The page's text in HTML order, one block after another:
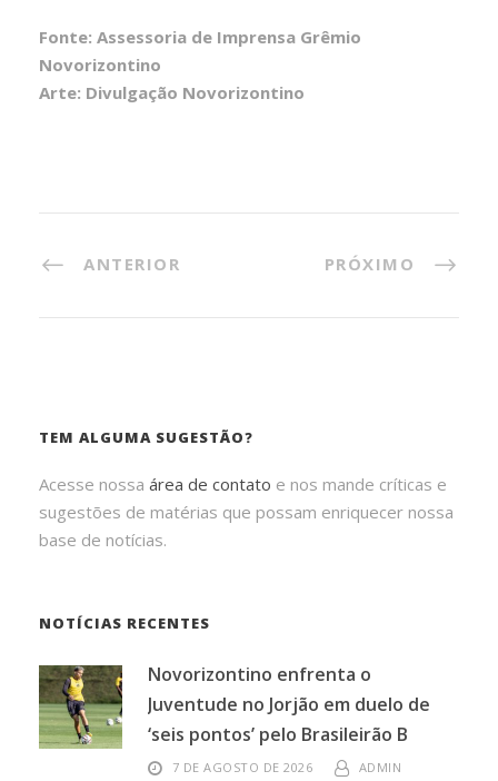
Fonte: Assessoria de Imprensa Grêmio
Novorizontino
Arte: Divulgação Novorizontino
ANTERIOR PRÓXIMO
TEM ALGUMA SUGESTÃO?
Acesse nossa área de contato e nos mande críticas e
sugestões de matérias que possam enriquecer nossa
base de notícias.
NOTÍCIAS RECENTES
Novorizontino enfrenta o
Juventude no Jorjão em duelo de
‘seis pontos’ pelo Brasileirão B
7 DE AGOSTO DE 2026 ADMIN